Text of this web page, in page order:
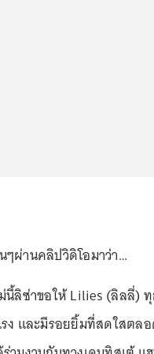
ผ่านคลิปวิดิโอมาว่า…
นี้ลิซ่าขอให้ Lilies (ลิลลี่)
ง และมีรอยยิ้มที่สดใสตล